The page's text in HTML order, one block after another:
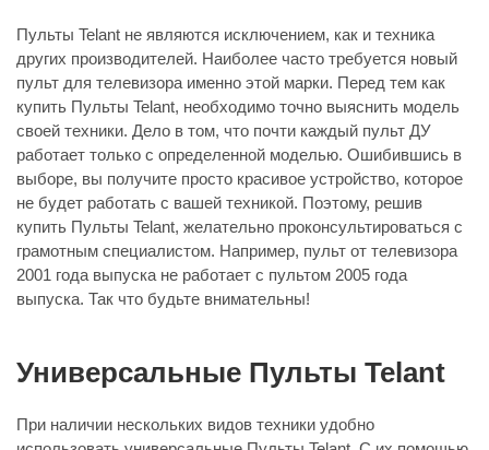
Пульты Telant не являются исключением, как и техника
других производителей. Наиболее часто требуется новый
пульт для телевизора именно этой марки. Перед тем как
купить Пульты Telant, необходимо точно выяснить модель
своей техники. Дело в том, что почти каждый пульт ДУ
работает только с определенной моделью. Ошибившись в
выборе, вы получите просто красивое устройство, которое
не будет работать с вашей техникой. Поэтому, решив
купить Пульты Telant, желательно проконсультироваться с
грамотным специалистом. Например, пульт от телевизора
2001 года выпуска не работает с пультом 2005 года
выпуска. Так что будьте внимательны!
Универсальные Пульты Telant
При наличии нескольких видов техники удобно